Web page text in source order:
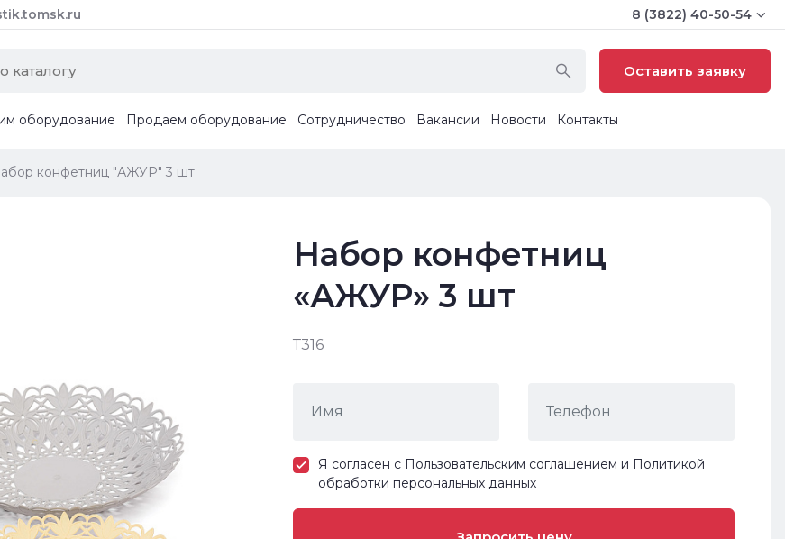
8 (3822) 40-50-54
Оставить заявку
оборудование Продаем оборудование Сотрудничество Вакансии Новости Контакты
конфетниц "АЖУР" 3 шт
Набор конфетниц
«АЖУР» 3 шт
Т316
Я согласен с Пользовательским соглашением и Политикой
обработки персональных данных